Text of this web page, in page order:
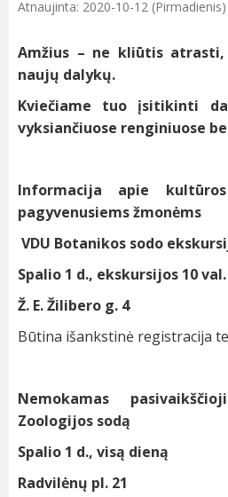
Atnaujinta: 2020-10-12 (Pirmadienis)
Amžius – ne kliūtis
naujų dalykų.
Kviečiame tuo įsitikinti
vyksiančiuose renginiuose
Informacija apie
pagyvenusiems žmonėms
VDU Botanikos sodo
Spalio 1 d., ekskursijos 10
Ž. E. Žilibero g. 4
Būtina išankstinė registracija
Nemokamas
Zoologijos sodą
Spalio 1 d., visą dieną
Radvilėnų pl. 21